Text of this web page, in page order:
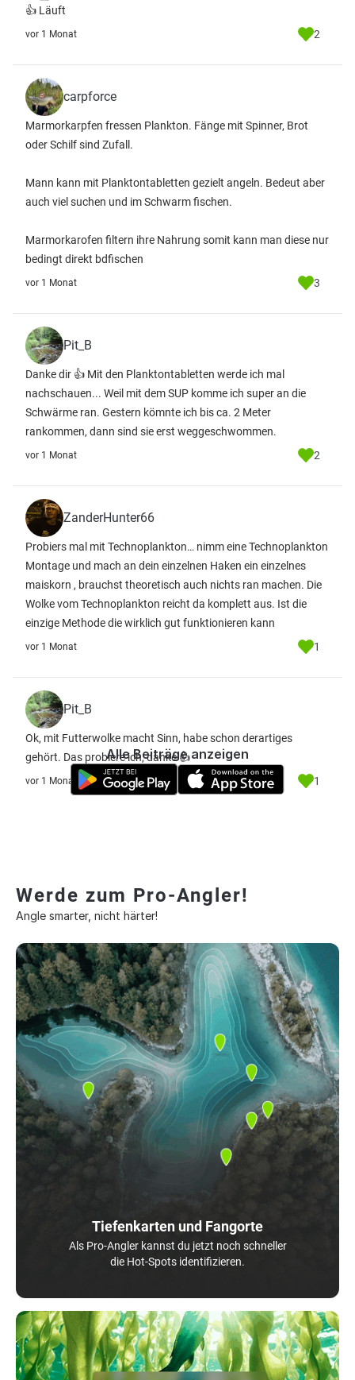
👍 Läuft
vor 1 Monat 2
carpforce
Marmorkarpfen fressen Plankton. Fänge mit Spinner, Brot
oder Schilf sind Zufall.
Mann kann mit Planktontabletten gezielt angeln. Bedeut aber
auch viel suchen und im Schwarm fischen.
Marmorkarofen filtern ihre Nahrung somit kann man diese nur
bedingt direkt bdfischen
vor 1 Monat 3
Pit_B
Danke dir 👍 Mit den Planktontabletten werde ich mal
nachschauen... Weil mit dem SUP komme ich super an die
Schwärme ran. Gestern kömnte ich bis ca. 2 Meter
rankommen, dann sind sie erst weggeschwommen.
vor 1 Monat 2
ZanderHunter66
Probiers mal mit Technoplankton… nimm eine Technoplankton
Montage und mach an dein einzelnen Haken ein einzelnes
maiskorn , brauchst theoretisch auch nichts ran machen. Die
Wolke vom Technoplankton reicht da komplett aus. Ist die
einzige Methode die wirklich gut funktionieren kann
vor 1 Monat 1
Pit_B
Ok, mit Futterwolke macht Sinn, habe schon derartiges
gehört. Das probiere ich, danke 👍
vor 1 Monat 1
Alle Beiträge anzeigen
Werde zum Pro-Angler!
Angle smarter, nicht härter!
Tiefenkarten und Fangorte
Als Pro-Angler kannst du jetzt noch schneller
die Hot-Spots identifizieren.